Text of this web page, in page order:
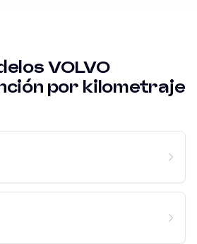
VOLVO
por kilometraje